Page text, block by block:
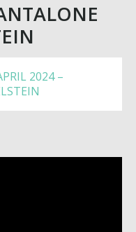
2024 –